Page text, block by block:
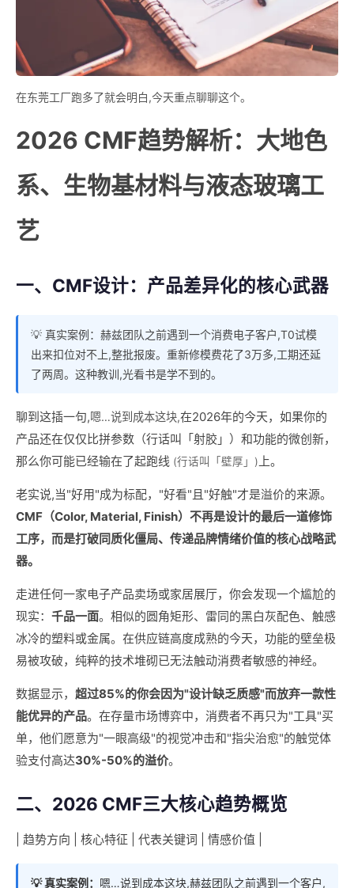
在东莞工厂跑多了就会明白,今天重点聊聊这个。
2026 CMF趋势解析：大地色
系、生物基材料与液态玻璃工
艺
一、CMF设计：产品差异化的核心武器
💡 真实案例：赫兹团队之前遇到一个消费电子客户,T0试模
出来扣位对不上,整批报废。重新修模费花了3万多,工期还延
了两周。这种教训,光看书是学不到的。
聊到这插一句,嗯…说到成本这块,在2026年的今天，如果你的
产品还在仅仅比拼参数（行话叫「射胶」）和功能的微创新，
那么你可能已经输在了起跑线 (行话叫「壁厚」) 上。
老实说,当"好用"成为标配，"好看"且"好触"才是溢价的来源。
CMF（Color, Material, Finish）不再是设计的最后一道修饰
工序，而是打破同质化僵局、传递品牌情绪价值的核心战略武
器。
走进任何一家电子产品卖场或家居展厅，你会发现一个尴尬的
现实： 千品一面。相似的圆角矩形、雷同的黑白灰配色、触感
冰冷的塑料或金属。在供应链高度成熟的今天，功能的壁垒极
易被攻破，纯粹的技术堆砌已无法触动消费者敏感的神经。
数据显示， 超过85%的你会因为"设计缺乏质感"而放弃一款性
能优异的产品。在存量市场博弈中，消费者不再只为"工具"买
单，他们愿意为"一眼高级"的视觉冲击和"指尖治愈"的触觉体
验支付高达30%-50%的溢价。
二、2026 CMF三大核心趋势概览
| 趋势方向 | 核心特征 | 代表关键词 | 情感价值 |
💡 真实案例： 嗯…说到成本这块,赫兹团队之前遇到一个客户,